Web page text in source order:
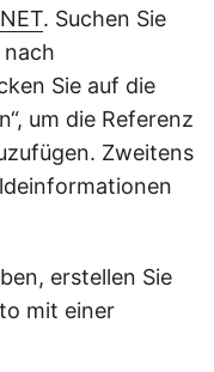
. Suchen Sie
Sie auf die
um die Referenz
Zweitens
erstellen Sie
mit einer